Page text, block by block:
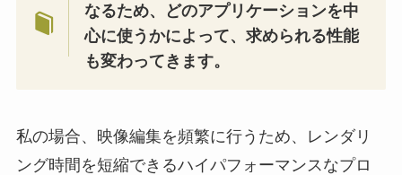
なるため、どのアプリケーションを中
心に使うかによって、求められる性能
も変わってきます。
私の場合、映像編集を頻繁に行うため、レンダリ
ング時間を短縮できるハイパフォーマンスなプロ